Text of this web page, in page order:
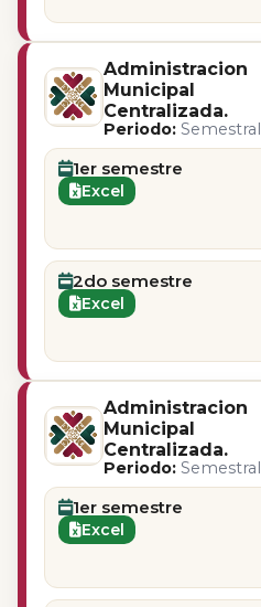
Administracion
Municipal
Centralizada.
Periodo: Semestral
1er semestre
Excel
2do semestre
Excel
Administracion
Municipal
Centralizada.
Periodo: Semestral
1er semestre
Excel